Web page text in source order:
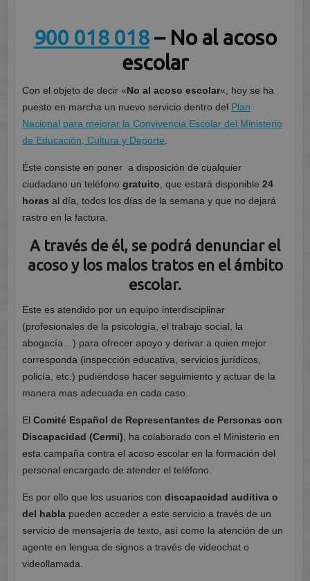
900 018 018– No al acoso
escolar
Con el objeto de decir «No al acoso escolar«, hoy se ha
puesto en marcha un nuevo servicio dentro del Plan
Nacional para mejorar la Convivencia Escolar del Ministerio
de Educación, Cultura y Deporte.
Éste consiste en poner a disposición de cualquier
ciudadano un teléfono gratuito, que estará disponible 24
horas al día, todos los días de la semana y que no dejará
rastro en la factura.
A través de él, se podrá denunciar el
acoso y los malos tratos en el ámbito
escolar.
Este es atendido por un equipo interdisciplinar
(profesionales de la psicología, el trabajo social, la
abogacía…) para ofrecer apoyo y derivar a quien mejor
corresponda (inspección educativa, servicios jurídicos,
policía, etc.) pudiéndose hacer seguimiento y actuar de la
manera mas adecuada en cada caso.
El Comité Español de Representantes de Personas con
Discapacidad (Cermi), ha colaborado con el Ministerio en
esta campaña contra el acoso escolar en la formación del
personal encargado de atender el teléfono.
Es por ello que los usuarios con discapacidad auditiva o
del hablapueden acceder a este servicio a través de un
servicio de mensajería de texto, así como la atención de un
agente en lengua de signos a través de videochat o
videollamada.